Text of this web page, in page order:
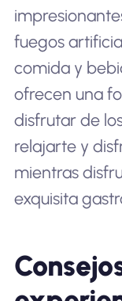
fuegos
comida y
ofrecen una
disfrutar de
relajarte y
mientras
exquisita